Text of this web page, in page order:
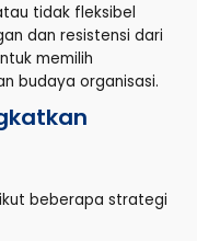
tidak fleksibel
dan resistensi dari
memilih
budaya organisasi.
beberapa strategi